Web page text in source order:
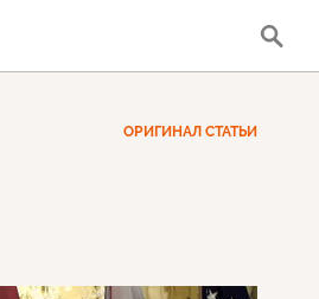
ОРИГИНАЛ СТАТЬИ